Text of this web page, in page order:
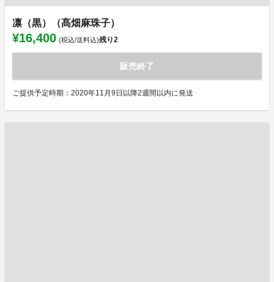
凛（黒）（髙畑麻珠子）
¥16,400 (税込/送料込)残り2
販売終了
ご提供予定時期：2020年11月9日以降2週間以内に発送